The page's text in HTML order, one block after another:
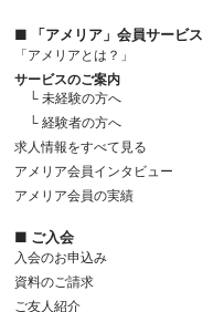
■ 「アメリア」会員サービス
「アメリアとは？」
サービスのご案内
└ 未経験の方へ
└ 経験者の方へ
求人情報をすべて見る
アメリア会員インタビュー
アメリア会員の実績
■ ご入会
入会のお申込み
資料のご請求
ご友人紹介